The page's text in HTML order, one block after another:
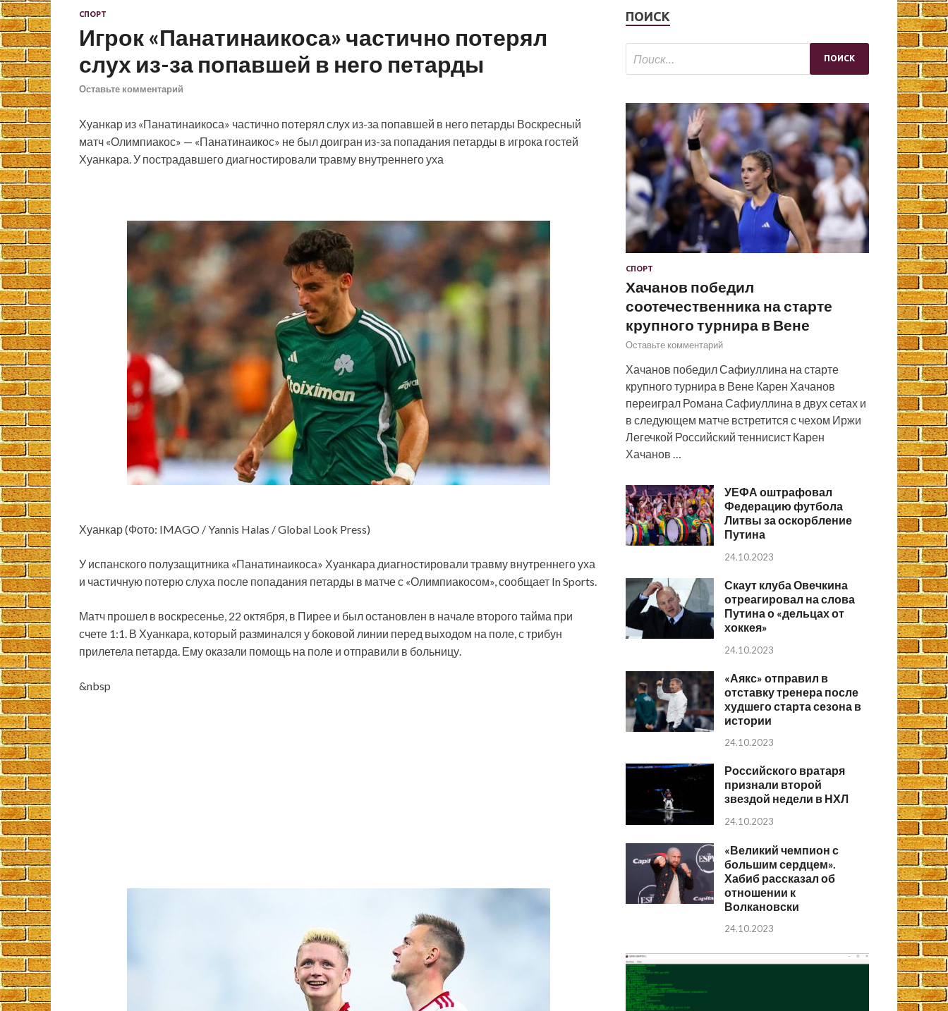
СПОРТ
Игрок «Панатинаикоса» частично потерял
слух из-за попавшей в него петарды
Оставьте комментарий
Хуанкар из «Панатинаикоса» частично потерял слух из-за попавшей в него петарды Воскресный
матч «Олимпиакос» — «Панатинаикос» не был доигран из-за попадания петарды в игрока гостей
Хуанкара. У пострадавшего диагностировали травму внутреннего уха
Хуанкар (Фото: IMAGO / Yannis Halas / Global Look Press)
У испанского полузащитника «Панатинаикоса» Хуанкара диагностировали травму внутреннего уха
и частичную потерю слуха после попадания петарды в матче с «Олимпиакосом», сообщает In Sports.
Матч прошел в воскресенье, 22 октября, в Пирее и был остановлен в начале второго тайма при
счете 1:1. В Хуанкара, который разминался у боковой линии перед выходом на поле, с трибун
прилетела петарда. Ему оказали помощь на поле и отправили в больницу.
&nbsp
ПОИСК
СПОРТ
Хачанов победил
соотечественника на старте
крупного турнира в Вене
Оставьте комментарий
Хачанов победил Сафиуллина на старте
крупного турнира в Вене Карен Хачанов
переиграл Романа Сафиуллина в двух сетах и
в следующем матче встретится с чехом Иржи
Легечкой Российский теннисист Карен
Хачанов …
УЕФА оштрафовал
Федерацию футбола
Литвы за оскорбление
Путина
24.10.2023
Скаут клуба Овечкина
отреагировал на слова
Путина о «дельцах от
хоккея»
24.10.2023
«Аякс» отправил в
отставку тренера после
худшего старта сезона в
истории
24.10.2023
Российского вратаря
признали второй
звездой недели в НХЛ
24.10.2023
«Великий чемпион с
большим сердцем».
Хабиб рассказал об
отношении к
Волкановски
24.10.2023